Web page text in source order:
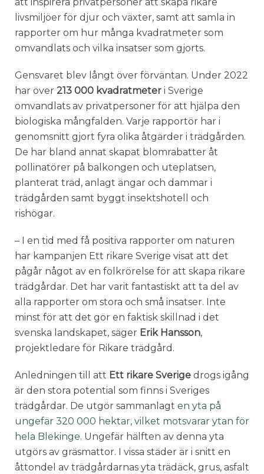
livsmiljöer för djur och växter, samt att samla in
rapporter om hur många kvadratmeter som
omvandlats och vilka insatser som gjorts.
Gensvaret blev långt över förväntan. Under 2022
har över 213 000 kvadratmeter i Sverige
omvandlats av privatpersoner för att hjälpa den
biologiska mångfalden. Varje rapportör har i
genomsnitt gjort fyra olika åtgärder i trädgården.
De har bland annat skapat blomrabatter åt
pollinatörer på balkongen och uteplatsen,
planterat träd, anlagt ängar och dammar i
trädgården samt byggt insektshotell och
rishögar.
– I en tid med få positiva rapporter om naturen
har kampanjen Ett rikare Sverige visat att det
pågår något av en folkrörelse för att skapa rikare
trädgårdar. Det har varit fantastiskt att ta del av
alla rapporter om stora och små insatser. Inte
minst för att det gör en faktisk skillnad i det
svenska landskapet, säger Erik Hansson,
projektledare för Rikare trädgård.
Anledningen till att Ett rikare Sverige drogs igång
är den stora potential som finns i Sveriges
trädgårdar. De utgör sammanlagt en yta på
ungefär 320 000 hektar, vilket motsvarar ytan för
hela Blekinge. Ungefär hälften av denna yta
utgörs av gräsmattor. I vissa städer är i snitt en
åttondel av trädgårdarnas yta trädäck, grus, asfalt